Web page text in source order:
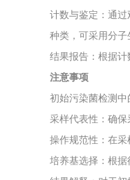
计数与鉴定：通
种类，可采用分子
结果报告：根据计
注意事项
初始污染菌检测中
采样代表性：确保
操作规范性：在采
培养基选择：根据